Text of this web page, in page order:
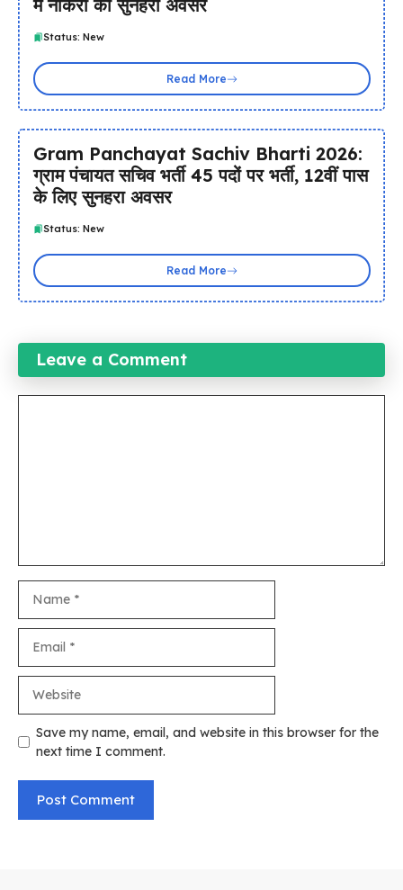
में नौकरी का सुनहरा अवसर
Status: New
Read More
Gram Panchayat Sachiv Bharti 2026:
ग्राम पंचायत सचिव भर्ती 45 पदों पर भर्ती, 12वीं पास
के लिए सुनहरा अवसर
Status: New
Read More
Leave a Comment
Save my name, email, and website in this browser for the
next time I comment.